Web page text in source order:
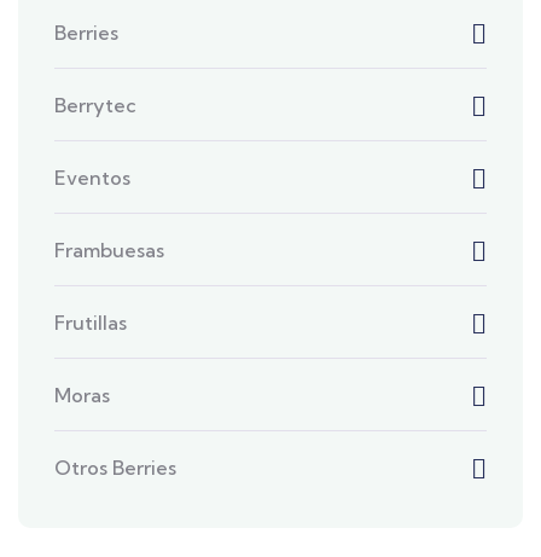
Berries
Berrytec
Eventos
Frambuesas
Frutillas
Moras
Otros Berries